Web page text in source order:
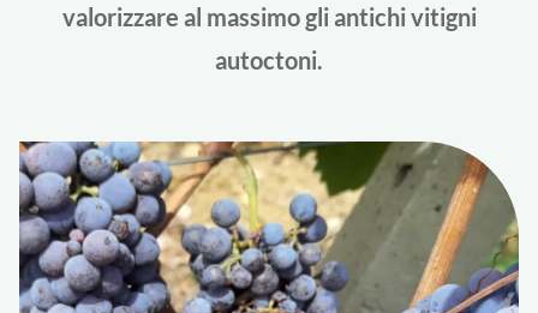
valorizzare al massimo gli antichi vitigni
autoctoni.